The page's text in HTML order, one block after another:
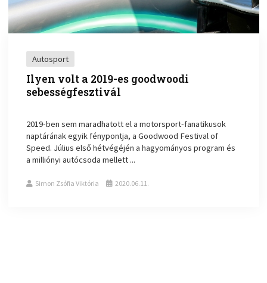
Autosport
Ilyen volt a 2019-es goodwoodi
sebességfesztivál
2019-ben sem maradhatott el a motorsport-fanatikusok
naptárának egyik fénypontja, a Goodwood Festival of
Speed. Július első hétvégéjén a hagyományos program és
a milliónyi autócsoda mellett ...
Simon Zsófia Viktória 2020.06.11.